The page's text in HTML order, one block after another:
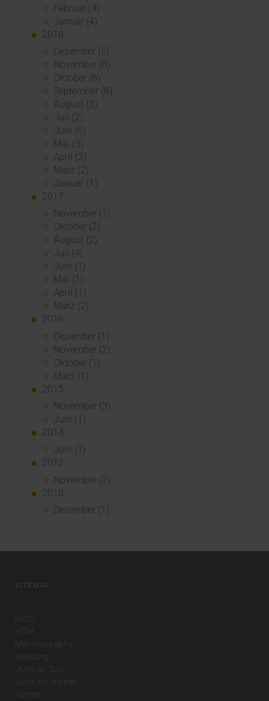
Februar (4)
Januar (4)
2018
Dezember (5)
November (8)
Oktober (6)
September (8)
August (3)
Juli (2)
Juni (6)
Mai (3)
April (2)
März (2)
Januar (1)
2017
November (1)
Oktober (2)
August (2)
Juli (4)
Juni (1)
Mai (1)
April (1)
März (2)
2016
Dezember (1)
November (2)
Oktober (1)
März (1)
2015
November (3)
Juni (1)
2014
Juni (1)
2012
November (2)
2010
Dezember (1)
SITEMAP
PACS
HCM
Mammography
Beratung
JiveX on Tour
JiveX live erleben
Partner